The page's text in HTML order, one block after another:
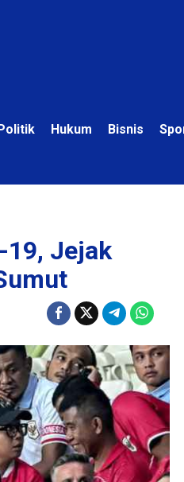
Hukum Bisnis
19, Jejak